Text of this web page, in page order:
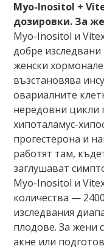
Myo-Inositol +
дозировки. За
Myo-Inositol и
добре
женски
възстановява
овариалните
нередовни цикли
хипоталамус-
прогестерона и
работят там,
заглушават
Myo-Inositol и
количества —
изследвания
плодове. За жени
акне или